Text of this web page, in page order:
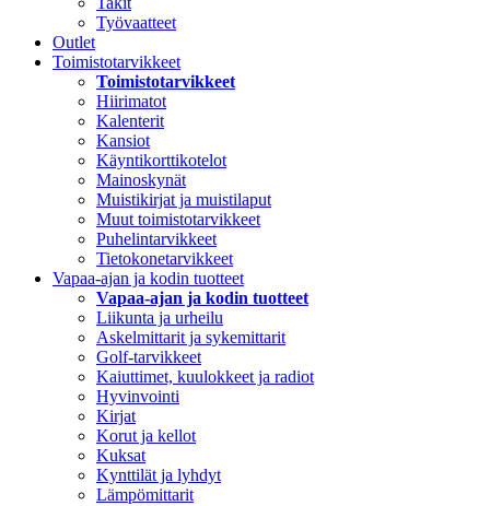
Työvaatteet
Outlet
Toimistotarvikkeet
Toimistotarvikkeet
Hiirimatot
Kalenterit
Kansiot
Käyntikorttikotelot
Mainoskynät
Muistikirjat ja muistilaput
Muut toimistotarvikkeet
Puhelintarvikkeet
Tietokonetarvikkeet
Vapaa-ajan ja kodin tuotteet
Vapaa-ajan ja kodin tuotteet
Liikunta ja urheilu
Askelmittarit ja sykemittarit
Golf-tarvikkeet
Kaiuttimet, kuulokkeet ja radiot
Hyvinvointi
Kirjat
Korut ja kellot
Kuksat
Kynttilät ja lyhdyt
Lämpömittarit